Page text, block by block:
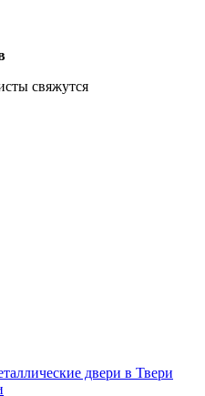
свяжутся
двери в Твери